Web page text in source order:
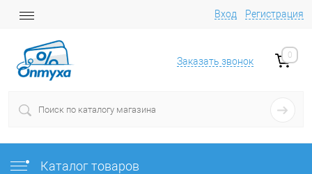
Вход Регистрация
Заказать звонок
0
Каталог товаров